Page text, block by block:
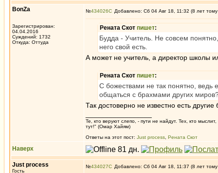
BonZa
Зарегистрирован:
04.04.2016
Суждений: 1732
Откуда: Oттyдa
№434026 Добавлено: Сб 04 Авг 18, 11:32 (8 лет
Рената Скот пишет:
Будда - Учитель. Не совсем
него свой есть.
А может не учитель, а директор школы
Рената Скот пишет:
С божествами не так понятно, ведь
общаться с брахмами других
Так достоверно не известно есть
Те, кто веруют слепо, - пути не найдут. Тех, кто
тут!" (Омар Хайям)
Ответы на этот пост: Just process Рената Скот
Наверх
Just process
Гость
№434027 Добавлено: Сб 04 Авг 18, 11:37 (8 лет